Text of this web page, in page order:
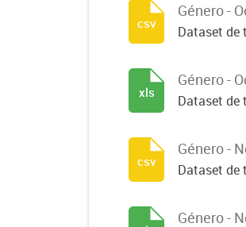
Género -
Dataset de
csv
Género -
Dataset de
xls
Género -
Dataset de
csv
Género -